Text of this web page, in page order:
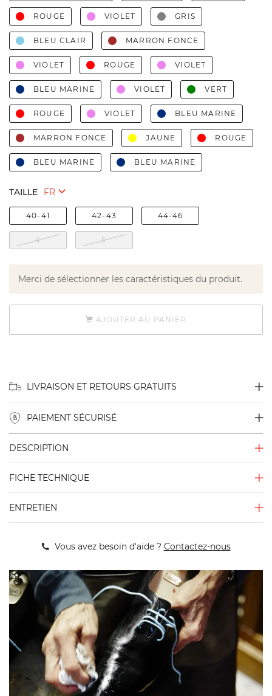
ROUGE VIOLET GRIS
BLEU CLAIR MARRON FONCE
VIOLET ROUGE VIOLET
BLEU MARINE VIOLET VERT
ROUGE VIOLET BLEU MARINE
MARRON FONCE JAUNE ROUGE
BLEU MARINE BLEU MARINE
TAILLE
40-41 42-43 44-46
4 5
Merci de sélectionner les caractéristiques du produit.
AJOUTER AU PANIER
LIVRAISON ET RETOURS GRATUITS
PAIEMENT SÉCURISÉ
DESCRIPTION
FICHE TECHNIQUE
ENTRETIEN
Vous avez besoin d'aide ? Contactez-nous